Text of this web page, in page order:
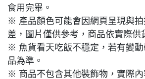
食用完畢。
※ 產品顏色可能會因網頁呈現與
差，圖片僅供參考，商品依實際供
※ 魚貨看天吃飯不穩定，若有變
品為準。
※ 商品不包含其他裝飾物，實際內